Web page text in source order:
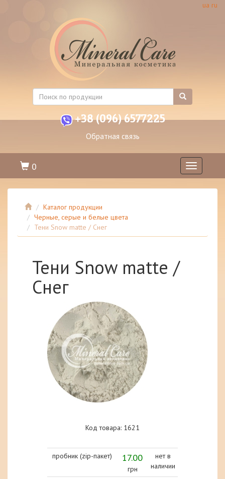
ua ru
+38 (096) 6577225
Обратная связь
Toggle
navigation
0
Каталог продукции
Черные, серые и белые цвета
Тени Snow matte / Снег
Тени Snow matte /
Снег
Код товара: 1621
пробник (zip-пакет) 17.00
грн
нет в
наличии